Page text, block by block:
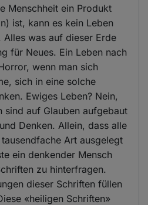
Menschheit ein Produkt
ist, kann es kein Leben
was auf dieser Erde
für Neues. Ein Leben nach
wenn man sich
sich in eine solche
Ewiges Leben? Nein,
sind auf Glauben aufgebaut
Denken. Allein, dass alle
Art ausgelegt
ein denkender Mensch
zu hinterfragen.
dieser Schriften füllen
«heiligen Schriften»